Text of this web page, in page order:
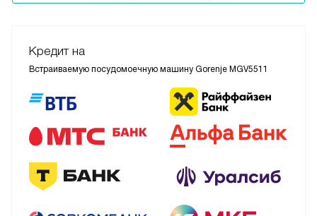
Кредит на
Встраиваемую посудомоечную машину Gorenje MGV5511